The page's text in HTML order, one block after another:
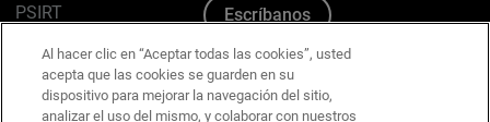
PSIRT
Política de cookies
Política de privacidad
Escríbanos
Al hacer clic en “Aceptar todas las cookies”, usted
acepta que las cookies se guarden en su
dispositivo para mejorar la navegación del sitio,
analizar el uso del mismo, y colaborar con nuestros